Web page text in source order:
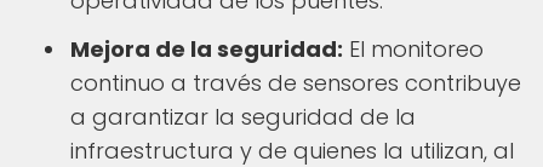
Mejora de la seguridad: El monitoreo
continuo a través de sensores contribuye
a garantizar la seguridad de la
infraestructura y de quienes la utilizan, al